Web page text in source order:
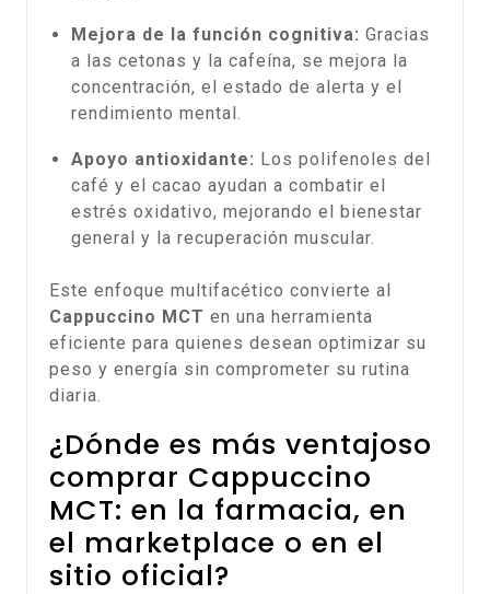
Mejora de la función cognitiva: Gracias
a las cetonas y la cafeína, se mejora la
concentración, el estado de alerta y el
rendimiento mental.
Apoyo antioxidante: Los polifenoles del
café y el cacao ayudan a combatir el
estrés oxidativo, mejorando el bienestar
general y la recuperación muscular.
Este enfoque multifacético convierte al
Cappuccino MCT en una herramienta
eficiente para quienes desean optimizar su
peso y energía sin comprometer su rutina
diaria.
¿Dónde es más ventajoso
comprar Cappuccino
MCT: en la farmacia, en
el marketplace o en el
sitio oficial?